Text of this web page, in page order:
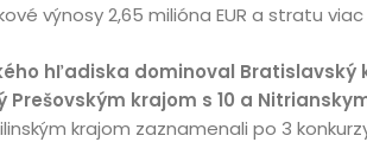
výnosy 2,65 milióna EUR a stratu
hľadiska dominoval Bratislavský
Prešovským krajom s 10 a
krajom zaznamenali po 3